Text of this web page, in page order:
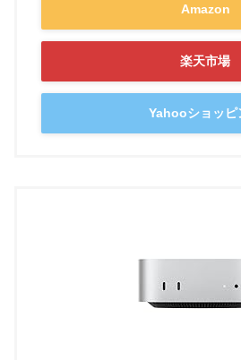
Amazon
楽天市場
Yahooショッピ